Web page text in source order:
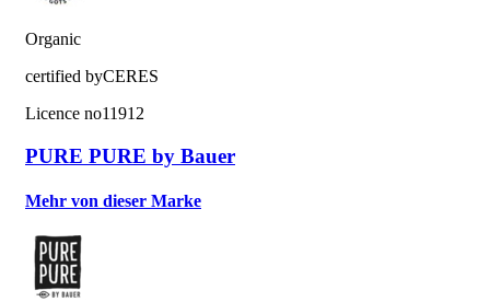
Organic
certified byCERES
Licence no11912
PURE PURE by Bauer
Mehr von dieser Marke